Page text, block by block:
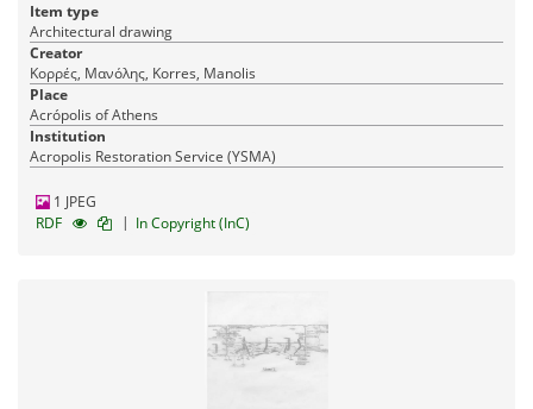
Item type
Architectural drawing
Creator
Κορρές, Μανόλης, Korres, Manolis
Place
Acrópolis of Athens
Institution
Acropolis Restoration Service (YSMA)
1 JPEG
RDF
| In Copyright (InC)